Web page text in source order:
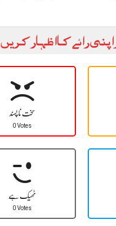
رائے کا اظہار کریں
سخت نا پسند
0 Votes
ٹھیک ہے
0 Votes